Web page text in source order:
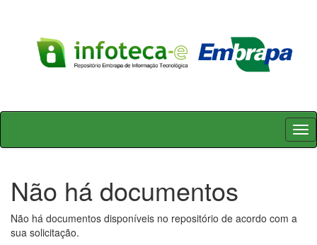
Skip
Não há documentos
Não há documentos disponíveis no repositório de acordo com a
sua solicitação.